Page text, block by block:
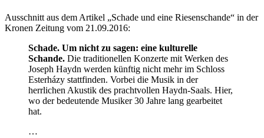
Ausschnitt aus dem Artikel „Schade und eine Riesenschande“ in der
Kronen Zeitung vom 21.09.2016:
Schade. Um nicht zu sagen: eine kulturelle
Schande. Die traditionellen Konzerte mit Werken des
Joseph Haydn werden künftig nicht mehr im Schloss
Esterházy stattfinden. Vorbei die Musik in der
herrlichen Akustik des prachtvollen Haydn-Saals. Hier,
wo der bedeutende Musiker 30 Jahre lang gearbeitet
hat.
…